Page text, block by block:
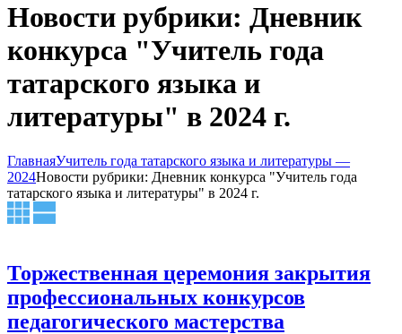
Новости рубрики: Дневник
конкурса "Учитель года
татарского языка и
литературы" в 2024 г.
ГлавнаяУчитель года татарского языка и литературы —
2024Новости рубрики: Дневник конкурса "Учитель года
татарского языка и литературы" в 2024 г.
Торжественная церемония закрытия
профессиональных конкурсов
педагогического мастерства